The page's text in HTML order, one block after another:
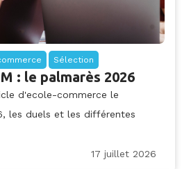
Sélection
: le palmarès 2026
d'ecole-commerce le
les duels et les différentes
17 juillet 2026